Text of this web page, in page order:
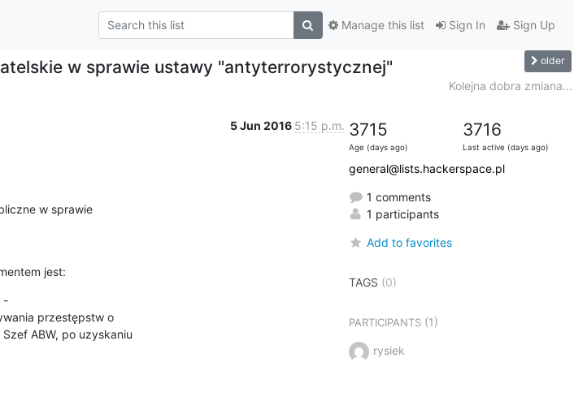
Sign In Sign Up
Manage this list
w sprawie ustawy "antyterrorystycznej" older
Kolejna dobra zmiana...
5 Jun 2016 5:15 p.m.
w sprawie
jest:
-
przestępstw o
ABW, po uzyskaniu
3715
Age (days ago)
3716
Last active (days ago)
general@lists.hackerspace.pl
1 comments
1 participants
Add to favorites
TAGS (0)
PARTICIPANTS(1)
rysiek